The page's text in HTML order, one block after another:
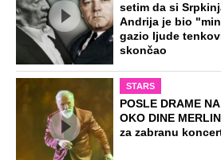
setim da si
Andrija je bio
gazio ljude
skončao
STARS
POSLE DRAME
OKO DINE
za zabranu